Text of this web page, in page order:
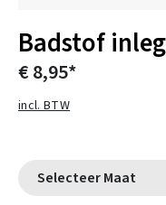
Badstof
€ 8,95*
incl. BTW
Selecteer Maat